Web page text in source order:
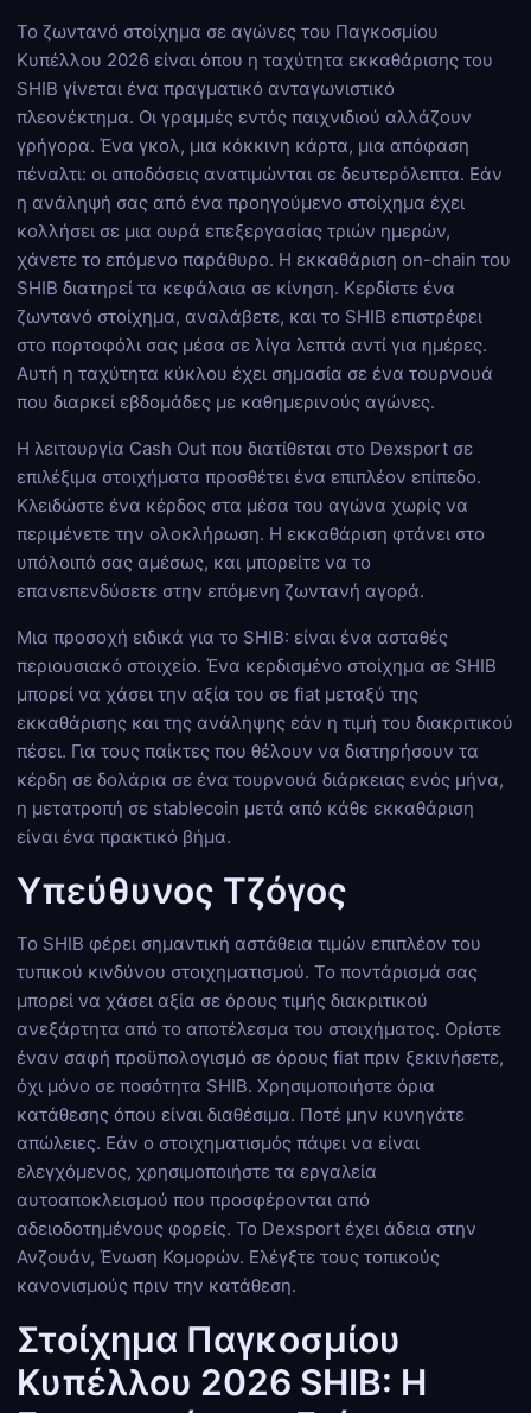
Το ζωντανό στοίχημα σε αγώνες του Παγκοσμίου
Κυπέλλου 2026 είναι όπου η ταχύτητα εκκαθάρισης του
SHIB γίνεται ένα πραγματικό ανταγωνιστικό
πλεονέκτημα. Οι γραμμές εντός παιχνιδιού αλλάζουν
γρήγορα. Ένα γκολ, μια κόκκινη κάρτα, μια απόφαση
πέναλτι: οι αποδόσεις ανατιμώνται σε δευτερόλεπτα. Εάν
η ανάληψή σας από ένα προηγούμενο στοίχημα έχει
κολλήσει σε μια ουρά επεξεργασίας τριών ημερών,
χάνετε το επόμενο παράθυρο. Η εκκαθάριση on-chain του
SHIB διατηρεί τα κεφάλαια σε κίνηση. Κερδίστε ένα
ζωντανό στοίχημα, αναλάβετε, και το SHIB επιστρέφει
στο πορτοφόλι σας μέσα σε λίγα λεπτά αντί για ημέρες.
Αυτή η ταχύτητα κύκλου έχει σημασία σε ένα τουρνουά
που διαρκεί εβδομάδες με καθημερινούς αγώνες.
Η λειτουργία Cash Out που διατίθεται στο Dexsport σε
επιλέξιμα στοιχήματα προσθέτει ένα επιπλέον επίπεδο.
Κλειδώστε ένα κέρδος στα μέσα του αγώνα χωρίς να
περιμένετε την ολοκλήρωση. Η εκκαθάριση φτάνει στο
υπόλοιπό σας αμέσως, και μπορείτε να το
επανεπενδύσετε στην επόμενη ζωντανή αγορά.
Μια προσοχή ειδικά για το SHIB: είναι ένα ασταθές
περιουσιακό στοιχείο. Ένα κερδισμένο στοίχημα σε SHIB
μπορεί να χάσει την αξία του σε fiat μεταξύ της
εκκαθάρισης και της ανάληψης εάν η τιμή του διακριτικού
πέσει. Για τους παίκτες που θέλουν να διατηρήσουν τα
κέρδη σε δολάρια σε ένα τουρνουά διάρκειας ενός μήνα,
η μετατροπή σε stablecoin μετά από κάθε εκκαθάριση
είναι ένα πρακτικό βήμα.
Υπεύθυνος Τζόγος
Το SHIB φέρει σημαντική αστάθεια τιμών επιπλέον του
τυπικού κινδύνου στοιχηματισμού. Το ποντάρισμά σας
μπορεί να χάσει αξία σε όρους τιμής διακριτικού
ανεξάρτητα από το αποτέλεσμα του στοιχήματος. Ορίστε
έναν σαφή προϋπολογισμό σε όρους fiat πριν ξεκινήσετε,
όχι μόνο σε ποσότητα SHIB. Χρησιμοποιήστε όρια
κατάθεσης όπου είναι διαθέσιμα. Ποτέ μην κυνηγάτε
απώλειες. Εάν ο στοιχηματισμός πάψει να είναι
ελεγχόμενος, χρησιμοποιήστε τα εργαλεία
αυτοαποκλεισμού που προσφέρονται από
αδειοδοτημένους φορείς. Το Dexsport έχει άδεια στην
Ανζουάν, Ένωση Κομορών. Ελέγξτε τους τοπικούς
κανονισμούς πριν την κατάθεση.
Στοίχημα Παγκοσμίου
Κυπέλλου 2026 SHIB: Η